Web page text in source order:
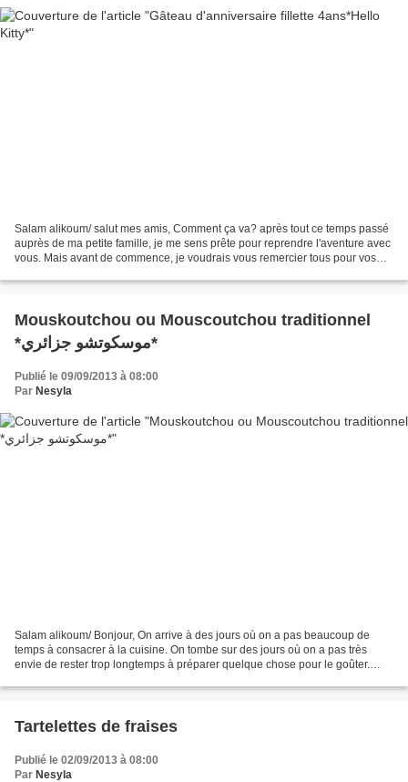
Salam alikoum/ salut mes amis, Comment ça va? après tout ce temps passé
auprès de ma petite famille, je me sens prête pour reprendre l'aventure avec
vous. Mais avant de commence, je voudrais vous remercier tous pour vos
Mouskoutchou ou Mouscoutchou traditionnel
*موسكوتشو جزائري*
Publié le 09/09/2013 à 08:00
Par Nesyla
Salam alikoum/ Bonjour, On arrive à des jours où on a pas beaucoup de
temps à consacrer à la cuisine. On tombe sur des jours où on a pas très
envie de rester trop longtemps à préparer quelque chose pour le goûter.
Tartelettes de fraises
Publié le 02/09/2013 à 08:00
Par Nesyla